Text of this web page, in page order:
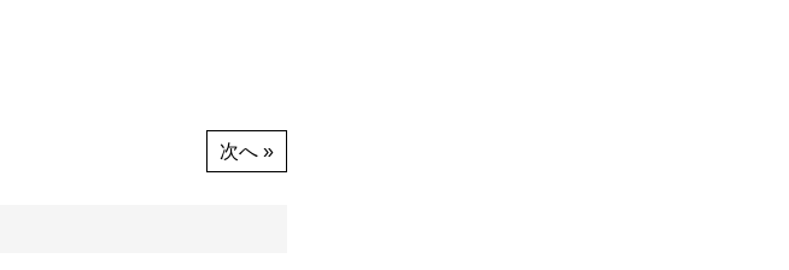
次へ »